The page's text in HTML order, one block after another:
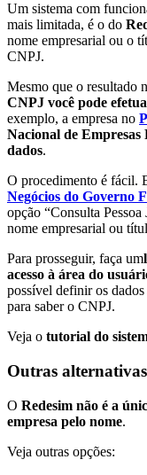
Um sistema com
mais limitada, é o do
nome empresarial ou o
CNPJ.
Mesmo que o resultado
CNPJ você pode
exemplo, a empresa no
Nacional de
dados.
O procedimento é fácil.
Negócios do Governo
opção “Consulta
nome empresarial ou
Para prosseguir, faça um
acesso à área do
possível definir os
para saber o CNPJ.
Veja o tutorial do
Outras alternativas
O Redesim não é a
empresa pelo nome.
Veja outras opções: